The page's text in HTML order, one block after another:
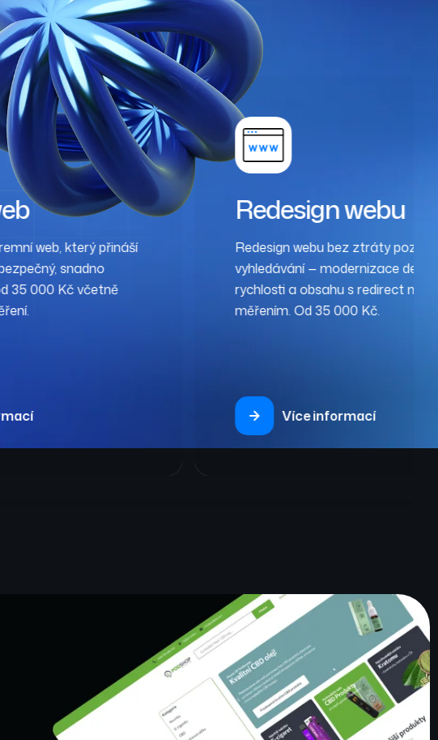
web, který přináší
snadno
35 000 Kč včetně
Redesign webu
Redesign webu bez ztráty pozic
vyhledávání — modernizace
rychlosti a obsahu s redirect
měřením. Od 35 000 Kč.
Více informací